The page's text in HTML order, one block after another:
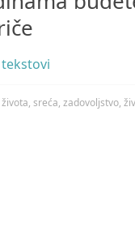
tekstovi
, sreća, zadovoljstvo,